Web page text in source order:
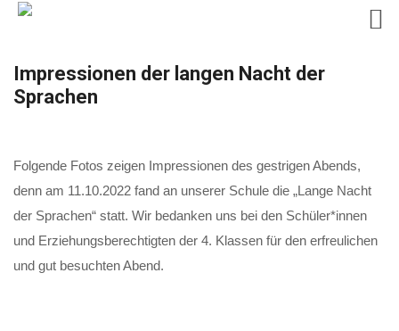
content
Impressionen der langen Nacht der
Sprachen
Folgende Fotos zeigen Impressionen des gestrigen Abends,
denn am 11.10.2022 fand an unserer Schule die „Lange Nacht
der Sprachen“ statt. Wir bedanken uns bei den Schüler*innen
und Erziehungsberechtigten der 4. Klassen für den erfreulichen
und gut besuchten Abend.